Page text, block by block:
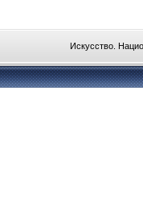
Искусство.